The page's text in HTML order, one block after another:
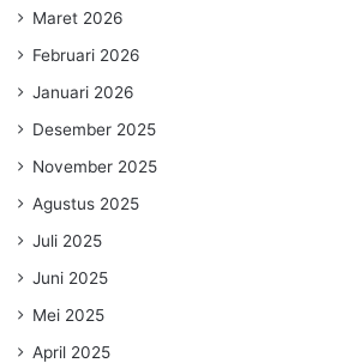
Maret 2026
Februari 2026
Januari 2026
Desember 2025
November 2025
Agustus 2025
Juli 2025
Juni 2025
Mei 2025
April 2025